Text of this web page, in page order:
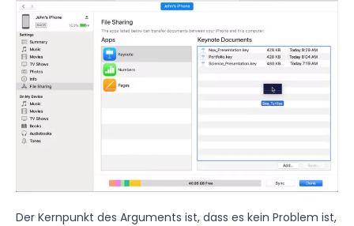
Der Kernpunkt des Arguments ist, dass es kein Problem ist,